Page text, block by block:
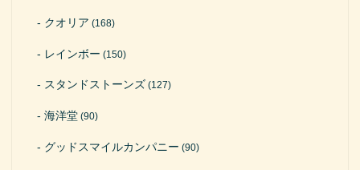
クオリア (168)
レインボー (150)
スタンドストーンズ (127)
海洋堂(90)
グッドスマイルカンパニー (90)